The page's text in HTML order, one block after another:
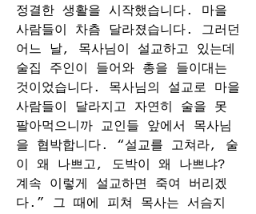
정결한 생활을 시작했습니다. 마을
사람들이 차츰 달라졌습니다. 그러던
어느 날, 목사님이 설교하고 있는데
술집 주인이 들어와 총을 들이대는
것이었습니다. 목사님의 설교로 마을
사람들이 달라지고 자연히 술을 못
팔아먹으니까 교인들 앞에서 목사님
을 협박합니다. “설교를 고쳐라, 술
이 왜 나쁘고, 도박이 왜 나쁘냐?
계속 이렇게 설교하면 죽여 버리겠
다.” 그 때에 피쳐 목사는 서슴지